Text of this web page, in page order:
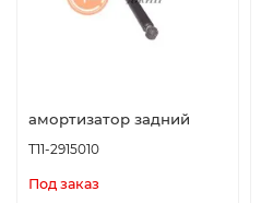
амортизатор задний
T11-2915010
Под заказ